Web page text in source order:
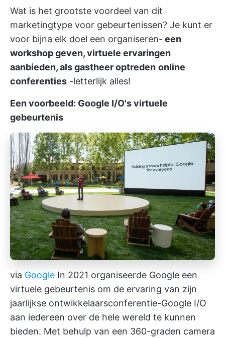
Wat is het grootste voordeel van dit
marketingtype voor gebeurtenissen? Je kunt er
voor bijna elk doel een organiseren- een
workshop geven, virtuele ervaringen
aanbieden, als gastheer optreden online
conferenties -letterlijk alles!
Een voorbeeld: Google I/O's virtuele
gebeurtenis
via Google In 2021 organiseerde Google een
virtuele gebeurtenis om de ervaring van zijn
jaarlijkse ontwikkelaarsconferentie-Google I/O
aan iedereen over de hele wereld te kunnen
bieden. Met behulp van een 360-graden camera